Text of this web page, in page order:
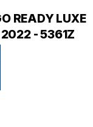
READY LUXE
- 5361Z